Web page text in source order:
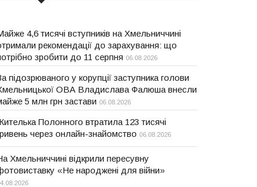
4,6 тисячі вступників на Хмельниччині
рекомендації до зарахування: що
зробити до 11 серпня 06.08.2026
підозрюваного у корупції заступника голови
ОВА Владислава Фалюша внесли
5 млн грн застави 06.08.2026
Полонного втратила 123 тисячі
через онлайн-знайомство 06.08.2026
Хмельниччині відкрили пересувну
«Не народжені для війни»